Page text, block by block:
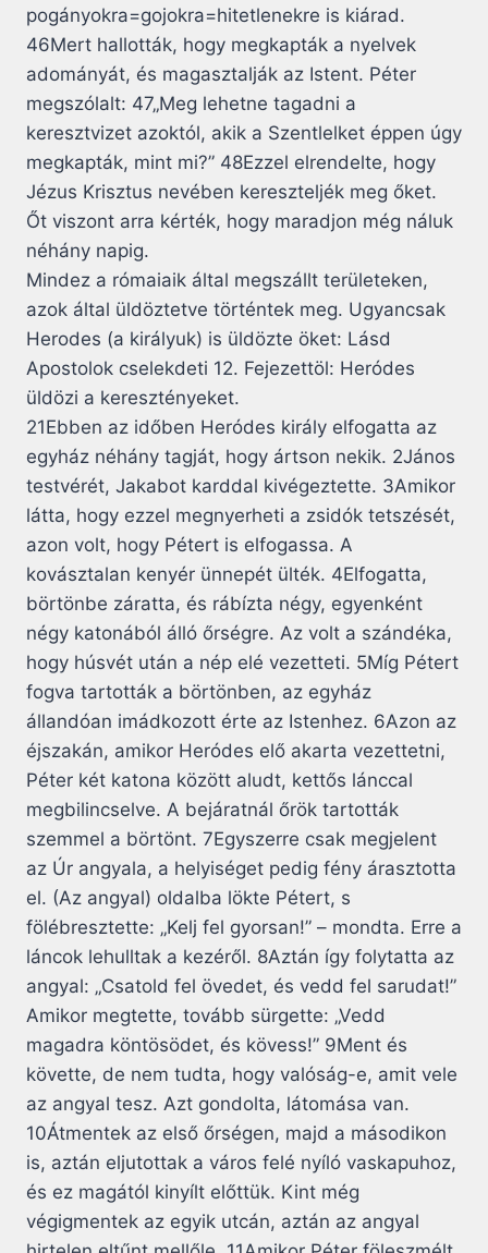
pogányokra=gojokra=hitetlenekre is kiárad.
46Mert hallották, hogy megkapták a nyelvek
adományát, és magasztalják az Istent. Péter
megszólalt: 47„Meg lehetne tagadni a
keresztvizet azoktól, akik a Szentlelket éppen úgy
megkapták, mint mi?” 48Ezzel elrendelte, hogy
Jézus Krisztus nevében kereszteljék meg őket.
Őt viszont arra kérték, hogy maradjon még náluk
néhány napig.
Mindez a rómaiaik által megszállt területeken,
azok által üldöztetve történtek meg. Ugyancsak
Herodes (a királyuk) is üldözte öket: Lásd
Apostolok cselekdeti 12. Fejezettöl: Heródes
üldözi a keresztényeket.
21Ebben az időben Heródes király elfogatta az
egyház néhány tagját, hogy ártson nekik. 2János
testvérét, Jakabot karddal kivégeztette. 3Amikor
látta, hogy ezzel megnyerheti a zsidók tetszését,
azon volt, hogy Pétert is elfogassa. A
kovásztalan kenyér ünnepét ülték. 4Elfogatta,
börtönbe záratta, és rábízta négy, egyenként
négy katonából álló őrségre. Az volt a szándéka,
hogy húsvét után a nép elé vezetteti. 5Míg Pétert
fogva tartották a börtönben, az egyház
állandóan imádkozott érte az Istenhez. 6Azon az
éjszakán, amikor Heródes elő akarta vezettetni,
Péter két katona között aludt, kettős lánccal
megbilincselve. A bejáratnál őrök tartották
szemmel a börtönt. 7Egyszerre csak megjelent
az Úr angyala, a helyiséget pedig fény árasztotta
el. (Az angyal) oldalba lökte Pétert, s
fölébresztette: „Kelj fel gyorsan!” – mondta. Erre a
láncok lehulltak a kezéről. 8Aztán így folytatta az
angyal: „Csatold fel övedet, és vedd fel sarudat!”
Amikor megtette, tovább sürgette: „Vedd
magadra köntösödet, és kövess!” 9Ment és
követte, de nem tudta, hogy valóság-e, amit vele
az angyal tesz. Azt gondolta, látomása van.
10Átmentek az első őrségen, majd a másodikon
is, aztán eljutottak a város felé nyíló vaskapuhoz,
és ez magától kinyílt előttük. Kint még
végigmentek az egyik utcán, aztán az angyal